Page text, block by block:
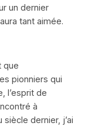
un dernier
tant aimée.
que
pionniers qui
l’esprit de
à
dernier, j’ai